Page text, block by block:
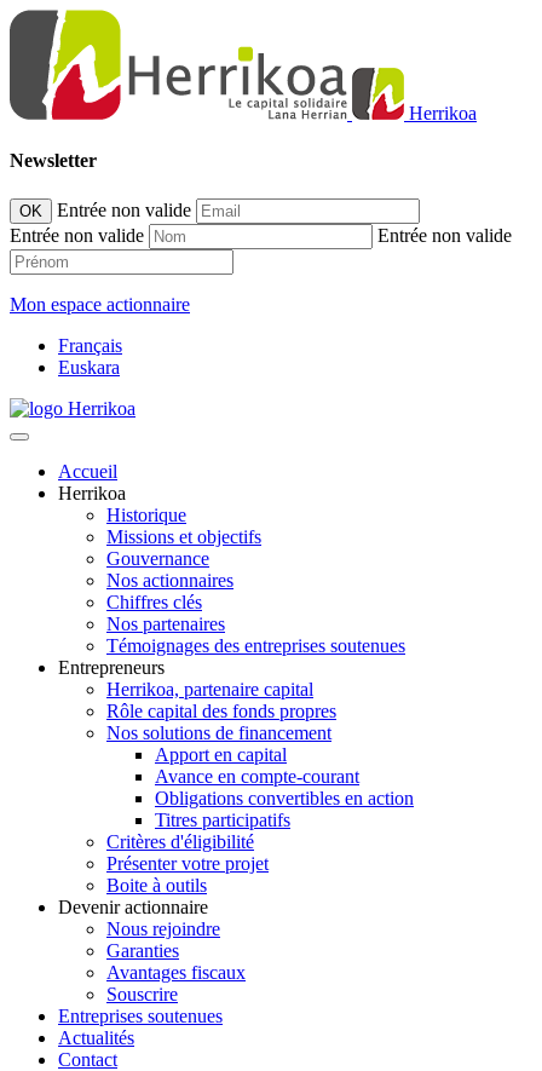
Herrikoa
Newsletter
OK
Entrée non valide
Entrée non valide
Entrée non valide
Mon espace actionnaire
Français
Euskara
Accueil
Herrikoa
Historique
Missions et objectifs
Gouvernance
Nos actionnaires
Chiffres clés
Nos partenaires
Témoignages des entreprises soutenues
Entrepreneurs
Herrikoa, partenaire capital
Rôle capital des fonds propres
Nos solutions de financement
Apport en capital
Avance en compte-courant
Obligations convertibles en action
Titres participatifs
Critères d'éligibilité
Présenter votre projet
Boite à outils
Devenir actionnaire
Nous rejoindre
Garanties
Avantages fiscaux
Souscrire
Entreprises soutenues
Actualités
Contact